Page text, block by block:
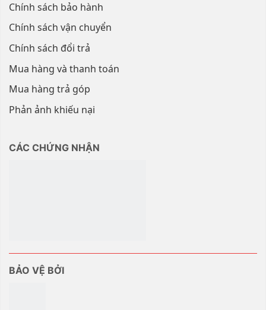
Chính sách bảo hành
Chính sách vận chuyển
Chính sách đổi trả
Mua hàng và thanh toán
Mua hàng trả góp
Phản ảnh khiếu nại
CÁC CHỨNG NHẬN
BẢO VỆ BỞI